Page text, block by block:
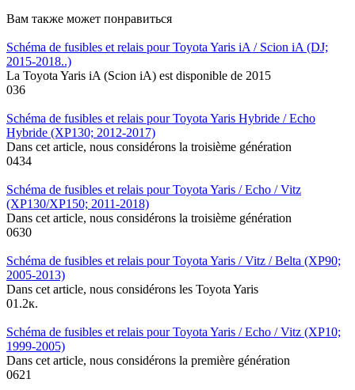
Вам также может понравиться
Schéma de fusibles et relais pour Toyota Yaris iA / Scion iA (DJ;
2015-2018..)
La Toyota Yaris iA (Scion iA) est disponible de 2015
036
Schéma de fusibles et relais pour Toyota Yaris Hybride / Echo
Hybride (XP130; 2012-2017)
Dans cet article, nous considérons la troisième génération
0434
Schéma de fusibles et relais pour Toyota Yaris / Echo / Vitz
(XP130/XP150; 2011-2018)
Dans cet article, nous considérons la troisième génération
0630
Schéma de fusibles et relais pour Toyota Yaris / Vitz / Belta (XP90;
2005-2013)
Dans cet article, nous considérons les Toyota Yaris
01.2к.
Schéma de fusibles et relais pour Toyota Yaris / Echo / Vitz (XP10;
1999-2005)
Dans cet article, nous considérons la première génération
0621